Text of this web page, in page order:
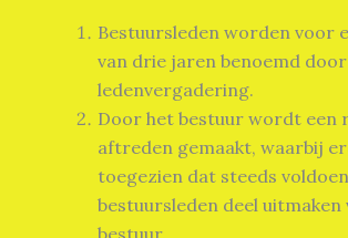
Bestuursleden worden voor
van drie jaren benoemd
ledenvergadering.
Door het bestuur wordt een
aftreden gemaakt, waarbij
toegezien dat steeds
bestuursleden deel uitmaken
bestuur.